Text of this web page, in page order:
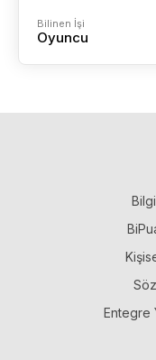
Bilinen İşi
Oyuncu
Entegre